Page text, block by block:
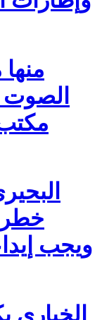
الصوت
ويجب